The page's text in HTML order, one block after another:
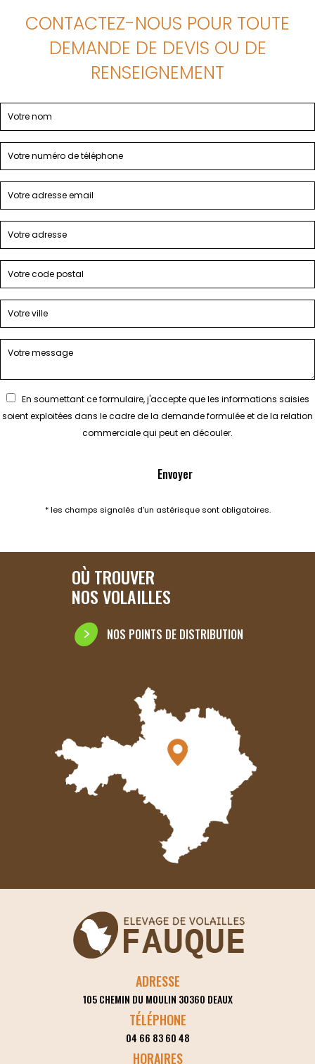
CONTACTEZ-NOUS POUR TOUTE
DEMANDE DE DEVIS OU DE
RENSEIGNEMENT
En soumettant ce formulaire, j'accepte que les informations saisies
soient exploitées dans le cadre de la demande formulée et de la relation
commerciale qui peut en découler.
* les champs signalés d'un astérisque sont obligatoires.
OÙ TROUVER
NOS VOLAILLES
NOS POINTS DE DISTRIBUTION
ADRESSE
105 CHEMIN DU MOULIN 30360 DEAUX
TÉLÉPHONE
04 66 83 60 48
HORAIRES